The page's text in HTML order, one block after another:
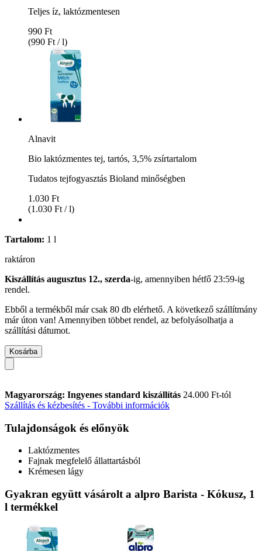
Teljes íz, laktózmentesen
990 Ft
(990 Ft / l)
Alnavit
Bio laktózmentes tej, tartós, 3,5% zsírtartalom
Tudatos tejfogyasztás Bioland minőségben
1.030 Ft
(1.030 Ft / l)
Tartalom: 1 l
raktáron
Kiszállítás augusztus 12., szerda-ig, amennyiben hétfő 23:59-ig
rendel.
Ebből a termékből már csak 80 db elérhető. A következő szállítmány
már úton van! Amennyiben többet rendel, az befolyásolhatja a
szállítási dátumot.
Kosárba
Magyarország: Ingyenes standard kiszállítás 24.000 Ft-tól
Szállítás és kézbesítés - További információk
Tulajdonságok és előnyök
Laktózmentes
Fajnak megfelelő állattartásból
Krémesen lágy
Gyakran együtt vásárolt a alpro Barista - Kókusz, 1
l termékkel